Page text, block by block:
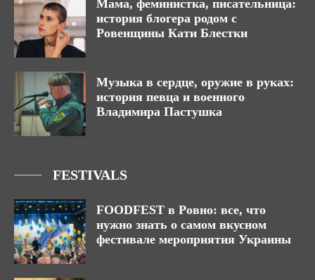
Мама, феминистка, писательница:
история блогера родом с
Ровенщины Кати Блестки
Музыка в сердце, оружие в руках:
история певца и военного
Владимира Пастушка
FESTIVALS
FOODFEST в Ровно: все, что
нужно знать о самом вкусном
фестивале мероприятия Украины